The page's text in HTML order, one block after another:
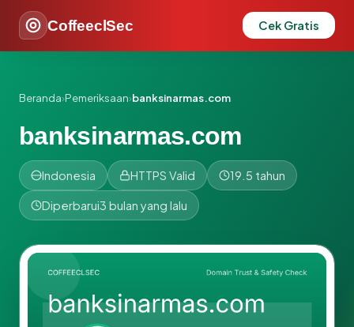
CoffeeclSec Cek Gratis
Beranda›Pemeriksaan›banksinarmas.com
banksinarmas.com
Indonesia HTTPS Valid 19.5 tahun
Diperbarui3 bulan yang lalu